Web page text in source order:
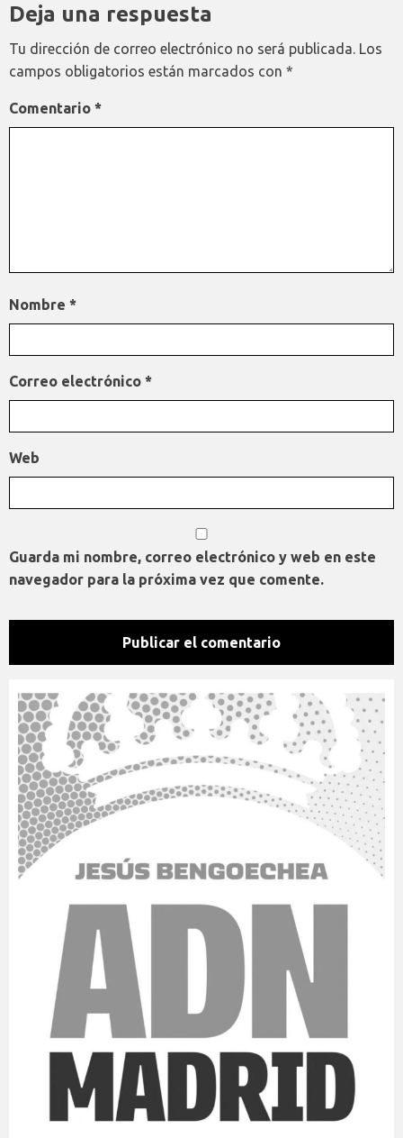
Deja una respuesta
Tu dirección de correo electrónico no será publicada. Los
campos obligatorios están marcados con *
Comentario *
Nombre *
Correo electrónico *
Web
Guarda mi nombre, correo electrónico y web en este
navegador para la próxima vez que comente.